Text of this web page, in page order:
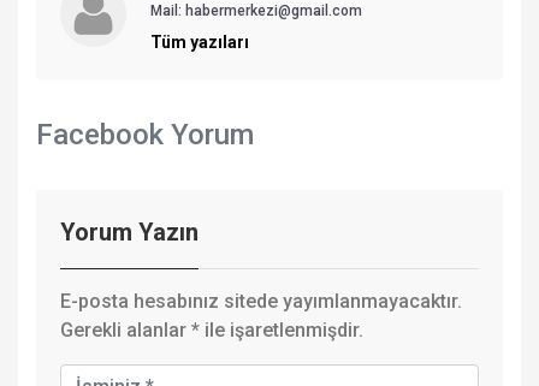
Mail: habermerkezi@gmail.com
Tüm yazıları
Facebook Yorum
Yorum Yazın
E-posta hesabınız sitede yayımlanmayacaktır.
Gerekli alanlar * ile işaretlenmişdir.